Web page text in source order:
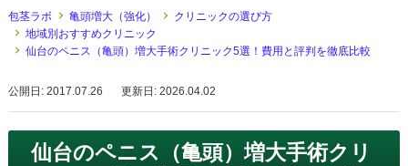
包茎ラボ 亀頭増大（強化）
クリニックの選び方
地域別おすすめクリニック
仙台のペニス（亀頭）増大手術クリニック5選！費用と評判を徹底比較
公開日: 2017.07.26 更新日: 2026.04.02
仙台のペニス（亀頭）増大手術クリ